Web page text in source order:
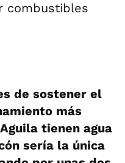
combustibles
de sostener el
más
tienen agua
sería la única